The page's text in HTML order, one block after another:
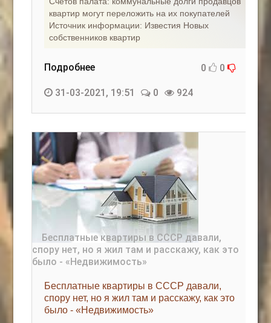
квартир могут переложить на их покупателей
Источник информации: Известия Новых
собственников квартир
Подробнее 0 0
31-03-2021, 19:51 0 924
Бесплатные квартиры в СССР давали,
спору нет, но я жил там и расскажу, как это
было - «Недвижимость»